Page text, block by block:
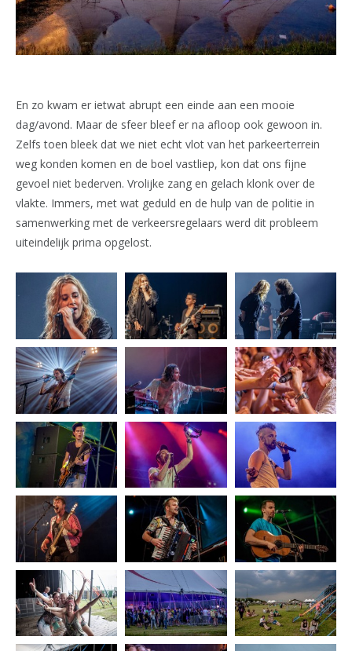
En zo kwam er ietwat abrupt een einde aan een mooie
dag/avond. Maar de sfeer bleef er na afloop ook gewoon in.
Zelfs toen bleek dat we niet echt vlot van het parkeerterrein
weg konden komen en de boel vastliep, kon dat ons fijne
gevoel niet bederven. Vrolijke zang en gelach klonk over de
vlakte. Immers, met wat geduld en de hulp van de politie in
samenwerking met de verkeersregelaars werd dit probleem
uiteindelijk prima opgelost.